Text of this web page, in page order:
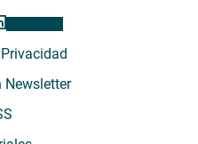
Newsletter